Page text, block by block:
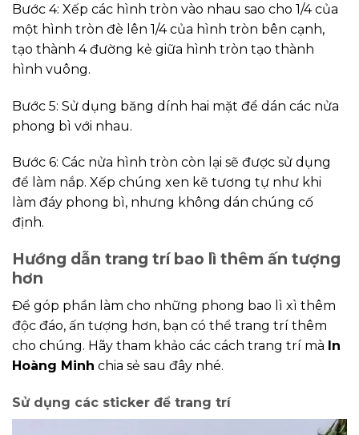
Bước 4: Xếp các hình tròn vào nhau sao cho 1/4 của
một hình tròn đè lên 1/4 của hình tròn bên cạnh,
tạo thành 4 đường kẻ giữa hình tròn tạo thành
hình vuông.
Bước 5: Sử dụng băng dính hai mặt để dán các nửa
phong bì với nhau.
Bước 6: Các nửa hình tròn còn lại sẽ được sử dụng
để làm nắp. Xếp chúng xen kẽ tương tự như khi
làm đáy phong bì, nhưng không dán chúng cố
định.
Hướng dẫn trang trí bao lì thêm ấn tượng
hơn
Để góp phần làm cho những phong bao lì xì thêm
độc đáo, ấn tượng hơn, bạn có thể trang trí thêm
cho chúng. Hãy tham khảo các cách trang trí mà In
Hoàng Minh chia sẻ sau đây nhé.
Sử dụng các sticker để trang trí